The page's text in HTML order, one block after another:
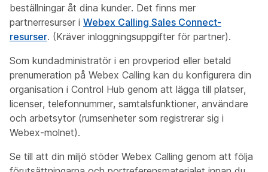
beställningar åt dina kunder. Det finns mer
partnerresurser i Webex Calling Sales Connect-
resurser. (Kräver inloggningsuppgifter för partner).
Som kundadministratör i en provperiod eller betald
prenumeration på Webex Calling kan du konfigurera din
organisation i Control Hub genom att lägga till platser,
licenser, telefonnummer, samtalsfunktioner, användare
och arbetsytor (rumsenheter som registrerar sig i
Webex-molnet).
Se till att din miljö stöder Webex Calling genom att följa